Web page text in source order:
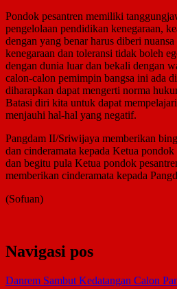
Pondok pesantren memiliki
pengelolaan pendidikan kenegaraan,
dengan yang benar harus diberi nuansa
kenegaraan dan toleransi tidak boleh
dengan dunia luar dan bekali dengan
calon-calon pemimpin bangsa ini ada
diharapkan dapat mengerti norma
Batasi diri kita untuk dapat
menjauhi hal-hal yang negatif.
Pangdam II/Sriwijaya memberikan
dan cinderamata kepada Ketua
dan begitu pula Ketua pondok
memberikan cinderamata kepada
(Sofuan)
Navigasi pos
Danrem Sambut Kedatangan Calon